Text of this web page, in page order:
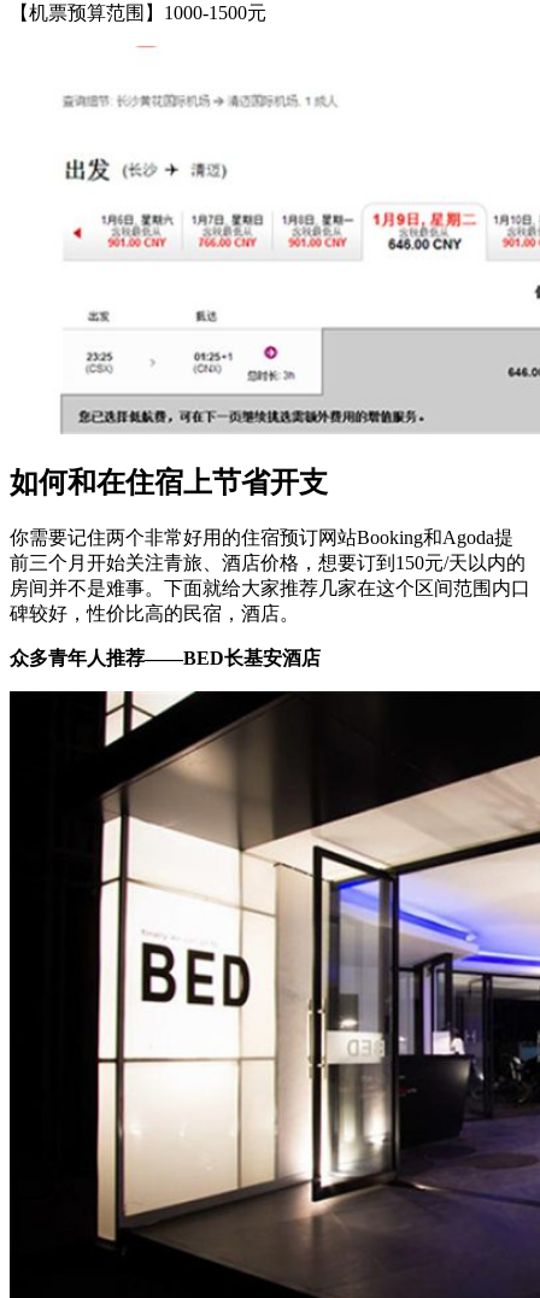
【机票预算范围】1000-1500元
如何和在住宿上节省开支
你需要记住两个非常好用的住宿预订网站Booking和Agoda提
前三个月开始关注青旅、酒店价格，想要订到150元/天以内的
房间并不是难事。下面就给大家推荐几家在这个区间范围内口
碑较好，性价比高的民宿，酒店。
众多青年人推荐——BED长基安酒店